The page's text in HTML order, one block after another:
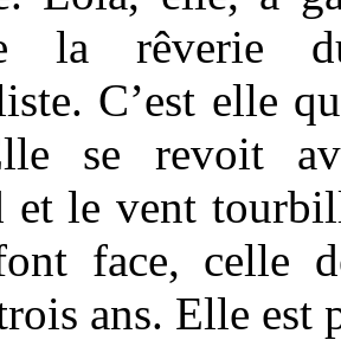
la rêverie
C’est elle
se revoit
le vent
face, celle
ans. Elle est